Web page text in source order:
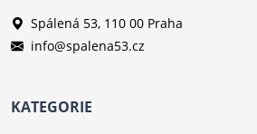
Spálená 53, 110 00 Praha
info@spalena53.cz
KATEGORIE